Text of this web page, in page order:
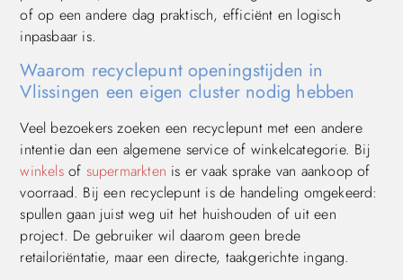
of op een andere dag praktisch, efficiënt en logisch
inpasbaar is.
Waarom recyclepunt openingstijden in
Vlissingen een eigen cluster nodig hebben
Veel bezoekers zoeken een recyclepunt met een andere
intentie dan een algemene service of winkelcategorie. Bij
winkelsof supermarkten is er vaak sprake van aankoop of
voorraad. Bij een recyclepunt is de handeling omgekeerd:
spullen gaan juist weg uit het huishouden of uit een
project. De gebruiker wil daarom geen brede
retailoriëntatie, maar een directe, taakgerichte ingang.